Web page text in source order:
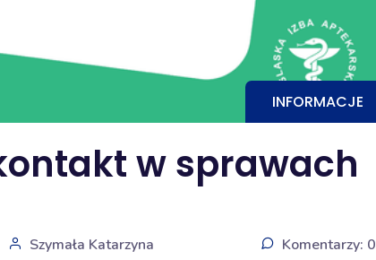
INFORMACJE
w sprawach
Szymała Katarzyna Komentarzy: 0